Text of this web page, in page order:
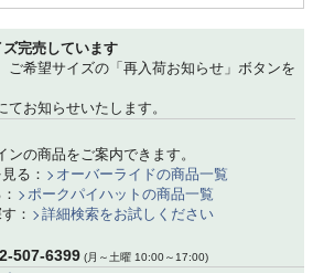
完売しています
ご希望サイズの「再入荷お知らせ」ボタンを
お知らせいたします。
の商品をご案内できます。
る：
オーバーライドの商品一覧
ポークパイハットの商品一覧
：
詳細検索をお試しください
507-6399 (月～土曜 10:00～17:00)